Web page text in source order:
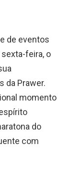
de eventos
feira, o
da Prawer.
momento
do
com